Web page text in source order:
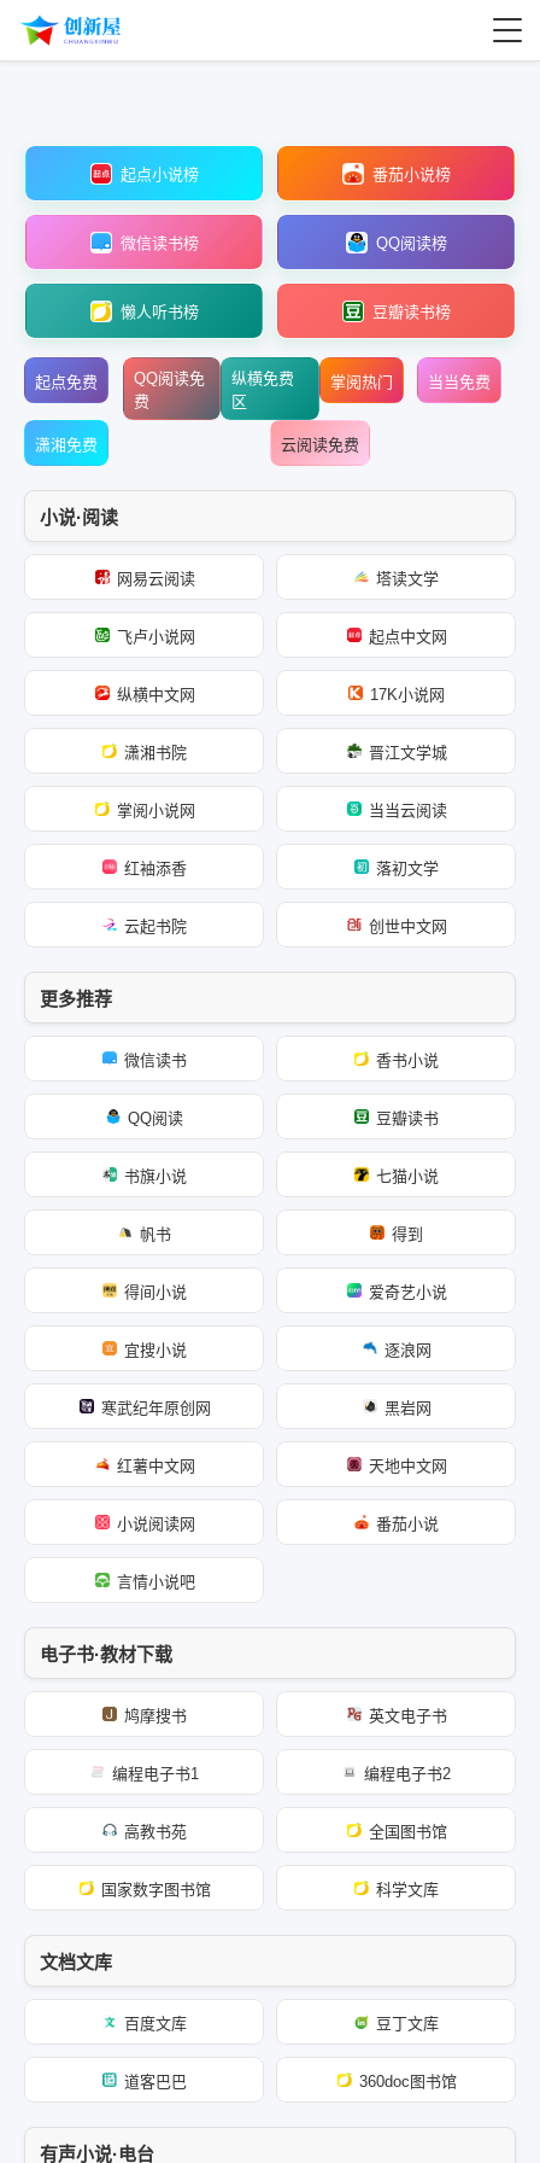
起点小说榜 番茄小说榜
微信读书榜 QQ阅读榜
懒人听书榜 豆瓣读书榜
起点免费
QQ阅读免
费
纵横免费
区
掌阅热门 当当免费
潇湘免费 云阅读免费
小说·阅读
网易云阅读 塔读文学
飞卢小说网 起点中文网
纵横中文网 17K小说网
潇湘书院 晋江文学城
掌阅小说网 当当云阅读
红袖添香 落初文学
云起书院 创世中文网
更多推荐
微信读书 香书小说
QQ阅读 豆瓣读书
书旗小说 七猫小说
帆书 得到
得间小说 爱奇艺小说
宜搜小说 逐浪网
寒武纪年原创网 黑岩网
红薯中文网 天地中文网
小说阅读网 番茄小说
言情小说吧
电子书·教材下载
鸠摩搜书 英文电子书
编程电子书1 编程电子书2
高教书苑 全国图书馆
国家数字图书馆 科学文库
文档文库
百度文库 豆丁文库
道客巴巴 360doc图书馆
有声小说·电台